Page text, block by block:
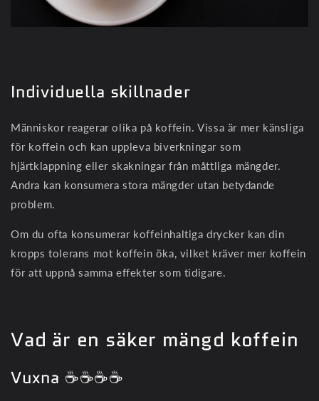
Individuella skillnader
Människor reagerar olika på koffein. Vissa är mer känsliga
för koffein och kan uppleva biverkningar som
hjärtklappning eller skakningar från måttliga mängder.
Andra kan konsumera stora mängder utan betydande
problem.
Om du ofta konsumerar koffeinhaltiga drycker kan din
kropps tolerans mot koffein öka, vilket kräver mer koffein
för att uppnå samma effekter som tidigare.
Vad är en säker mängd koffein
Vuxna ☕☕☕☕